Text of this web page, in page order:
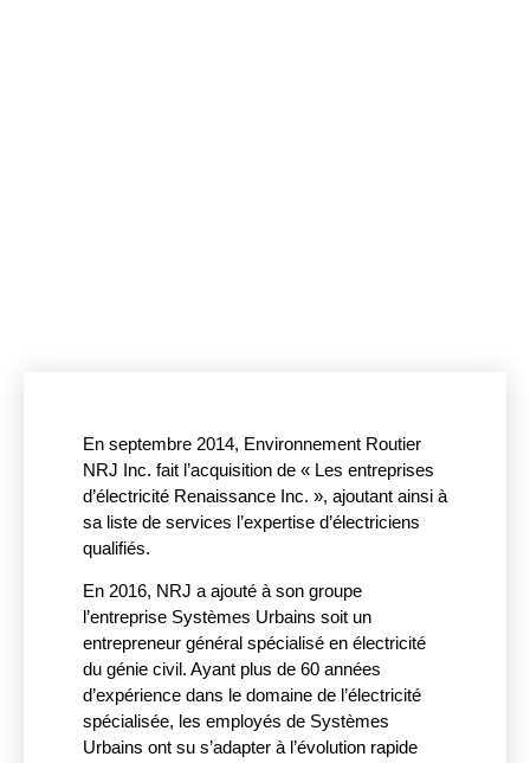
En septembre 2014, Environnement Routier
NRJ Inc. fait l’acquisition de « Les entreprises
d’électricité Renaissance Inc. », ajoutant ainsi à
sa liste de services l’expertise d’électriciens
qualifiés.
En 2016, NRJ a ajouté à son groupe
l’entreprise Systèmes Urbains soit un
entrepreneur général spécialisé en électricité
du génie civil. Ayant plus de 60 années
d’expérience dans le domaine de l’électricité
spécialisée, les employés de Systèmes
Urbains ont su s’adapter à l’évolution rapide